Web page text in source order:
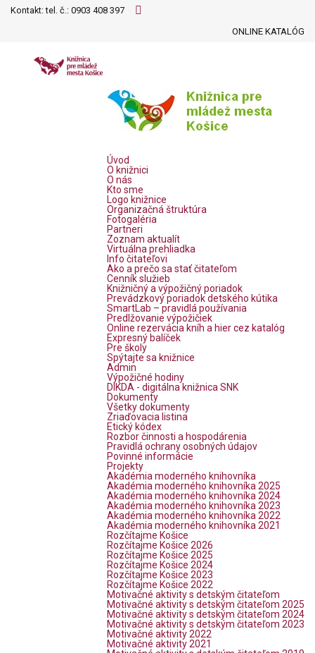
Kontakt: tel. č.: 0903 408 397
ONLINE KATALÓG
Úvod
O knižnici
O nás
Kto sme
Logo knižnice
Organizačná štruktúra
Fotogaléria
Partneri
Zoznam aktualít
Virtuálna prehliadka
Info čitateľovi
Ako a prečo sa stať čitateľom
Cenník služieb
Knižničný a výpožičný poriadok
Prevádzkový poriadok detského kútika
SmartLab – pravidlá používania
Predlžovanie výpožičiek
Online rezervácia kníh a hier cez katalóg
Expresný balíček
Pre školy
Spýtajte sa knižnice
Admin
Výpožičné hodiny
DIKDA - digitálna knižnica SNK
Dokumenty
Všetky dokumenty
Zriaďovacia listina
Etický kódex
Rozbor činnosti a hospodárenia
Pravidlá ochrany osobných údajov
Povinné informácie
Projekty
Akadémia moderného knihovníka
Akadémia moderného knihovníka 2025
Akadémia moderného knihovníka 2024
Akadémia moderného knihovníka 2023
Akadémia moderného knihovníka 2022
Akadémia moderného knihovníka 2021
Rozčítajme Košice
Rozčítajme Košice 2026
Rozčítajme Košice 2025
Rozčítajme Košice 2024
Rozčítajme Košice 2023
Rozčítajme Košice 2022
Motivačné aktivity s detským čitateľom
Motivačné aktivity s detským čitateľom 2025
Motivačné aktivity s detským čitateľom 2024
Motivačné aktivity s detským čitateľom 2023
Motivačné aktivity 2022
Motivačné aktivity 2021